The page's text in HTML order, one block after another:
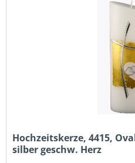
Hochzeitskerze, 4415,
silber geschw. Herz